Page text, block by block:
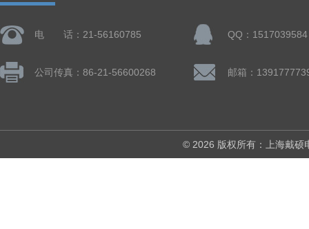
电 话：21-56160785 QQ：1517039584
公司传真：86-21-56600268
© 2026 版权所有：上海戴